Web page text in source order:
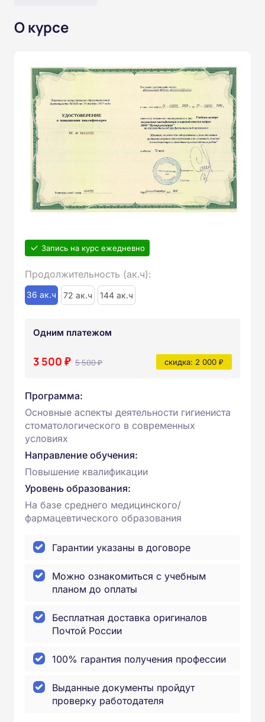
О курсе
Запись на курс ежедневно
Продолжительность (ак.ч):
36 ак.ч 72 ак.ч 144 ак.ч
Одним платежом
3 500 ₽ 5 500 ₽ скидка: 2 000 ₽
Программа:
Основные аспекты деятельности гигиениста
стоматологического в современных
условиях
Направление обучения:
Повышение квалификации
Уровень образования:
На базе среднего медицинского/
фармацевтического образования
Гарантии указаны в договоре
Можно ознакомиться с учебным
планом до оплаты
Бесплатная доставка оригиналов
Почтой России
100% гарантия получения профессии
Выданные документы пройдут
проверку работодателя